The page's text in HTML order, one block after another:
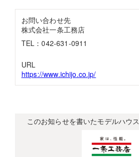
お問い合わせ先
株式会社一条工務店
TEL：042-631-0911
URL
https://www.ichijo.co.jp/
このお知らせを書いたモデルハウス